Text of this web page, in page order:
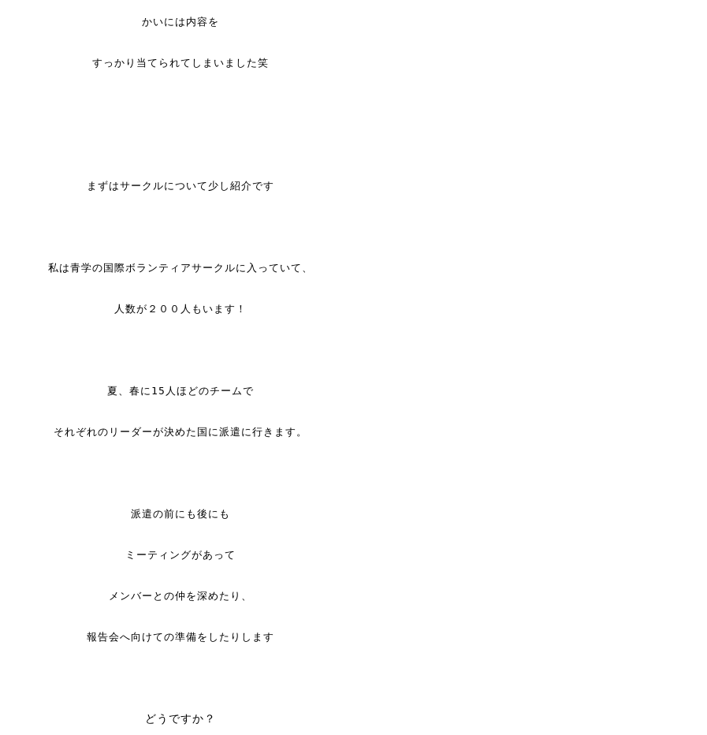
かいには内容を
すっかり当てられてしまいました笑
まずはサークルについて少し紹介です
私は青学の国際ボランティアサークルに入っていて、
人数が２００人もいます！
夏、春に15人ほどのチームで
それぞれのリーダーが決めた国に派遣に行きます。
派遣の前にも後にも
ミーティングがあって
メンバーとの仲を深めたり、
報告会へ向けての準備をしたりします
どうですか？